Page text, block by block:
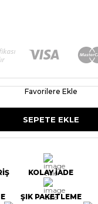
Favorilere Ekle
KOLAY İADE
ŞIK PAKETLEME